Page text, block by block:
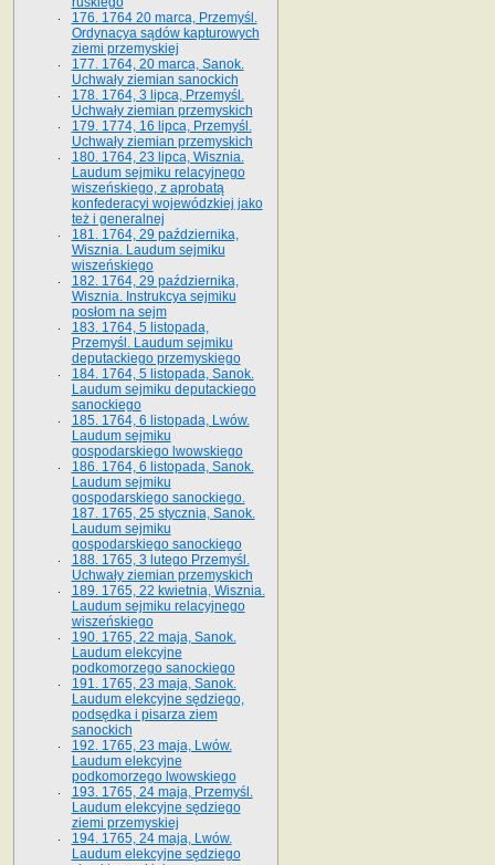
176. 1764 20 marca, Przemyśl.
Ordynacya sądów kapturowych
ziemi przemyskiej
177. 1764, 20 marca, Sanok.
Uchwały ziemian sanockich
178. 1764, 3 lipca, Przemyśl.
Uchwały ziemian przemyskich
179. 1774, 16 lipca, Przemyśl.
Uchwały ziemian przemyskich
180. 1764, 23 lipca, Wisznia.
Laudum sejmiku relacyjnego
wiszeńskiego, z aprobatą
konfederacyi wojewódzkiej jako
też i generalnej
181. 1764, 29 października,
Wisznia. Laudum sejmiku
wiszeńskiego
182. 1764, 29 października,
Wisznia. Instrukcya sejmiku
posłom na sejm
183. 1764, 5 listopada,
Przemyśl. Laudum sejmiku
deputackiego przemyskiego
184. 1764, 5 listopada, Sanok.
Laudum sejmiku deputackiego
sanockiego
185. 1764, 6 listopada, Lwów.
Laudum sejmiku
gospodarskiego lwowskiego
186. 1764, 6 listopada, Sanok.
Laudum sejmiku
gospodarskiego sanockiego.
187. 1765, 25 stycznia, Sanok.
Laudum sejmiku
gospodarskiego sanockiego
188. 1765, 3 lutego Przemyśl.
Uchwały ziemian przemyskich
189. 1765, 22 kwietnia, Wisznia.
Laudum sejmiku relacyjnego
wiszeńskiego
190. 1765, 22 maja, Sanok.
Laudum elekcyjne
podkomorzego sanockiego
191. 1765, 23 maja, Sanok.
Laudum elekcyjne sędziego,
podsędka i pisarza ziem
sanockich
192. 1765, 23 maja, Lwów.
Laudum elekcyjne
podkomorzego lwowskiego
193. 1765, 24 maja, Przemyśl.
Laudum elekcyjne sędziego
ziemi przemyskiej
194. 1765, 24 maja, Lwów.
Laudum elekcyjne sędziego